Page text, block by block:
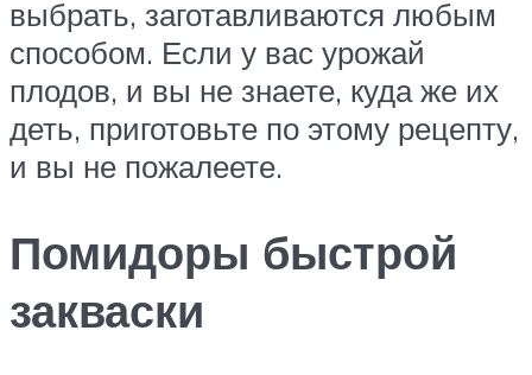
выбрать, заготавливаются любым
способом. Если у вас урожай
плодов, и вы не знаете, куда же их
деть, приготовьте по этому рецепту,
и вы не пожалеете.
Помидоры быстрой
закваски